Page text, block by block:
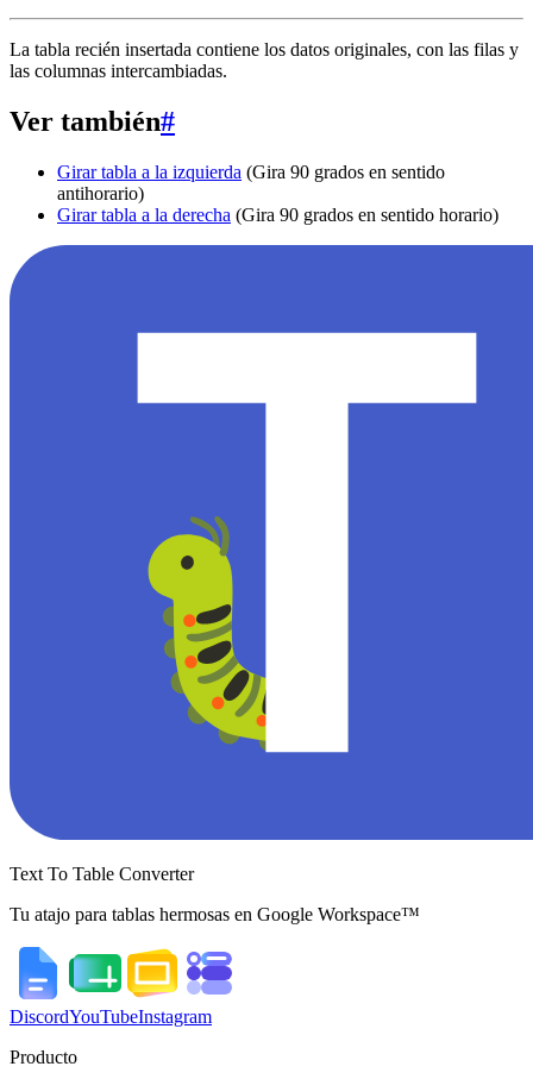
La tabla recién insertada contiene los datos originales, con las filas y
las columnas intercambiadas.
Ver también#
Girar tabla a la izquierda (Gira 90 grados en sentido
antihorario)
Girar tabla a la derecha (Gira 90 grados en sentido horario)
Text To Table Converter
Tu atajo para tablas hermosas en Google Workspace™
DiscordYouTubeInstagram
Producto